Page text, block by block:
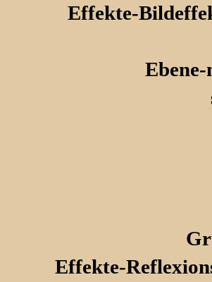
Effekte-
Ebene-
Effekte-